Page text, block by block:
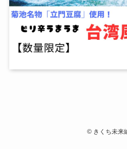
© きくち未来